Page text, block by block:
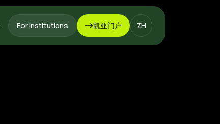
For Institutions 凯亚门户 ZH